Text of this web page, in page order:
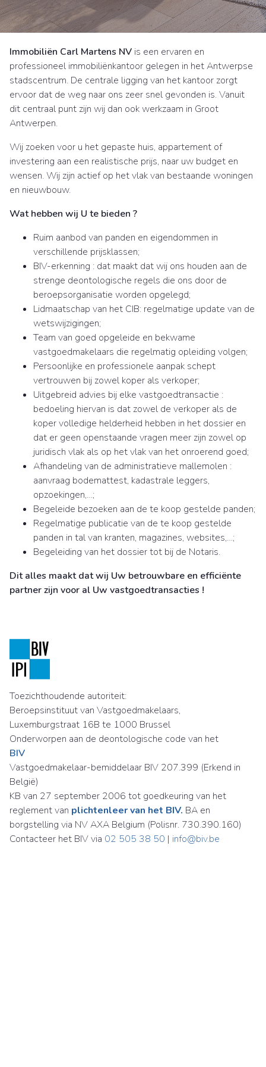
Immobiliën Carl Martens NV is een ervaren en
professioneel immobiliënkantoor gelegen in het Antwerpse
stadscentrum. De centrale ligging van het kantoor zorgt
ervoor dat de weg naar ons zeer snel gevonden is. Vanuit
dit centraal punt zijn wij dan ook werkzaam in Groot
Antwerpen.
Wij zoeken voor u het gepaste huis, appartement of
investering aan een realistische prijs, naar uw budget en
wensen. Wij zijn actief op het vlak van bestaande woningen
en nieuwbouw.
Wat hebben wij U te bieden ?
Ruim aanbod van panden en eigendommen in
verschillende prijsklassen;
BIV-erkenning : dat maakt dat wij ons houden aan de
strenge deontologische regels die ons door de
beroepsorganisatie worden opgelegd;
Lidmaatschap van het CIB: regelmatige update van de
wetswijzigingen;
Team van goed opgeleide en bekwame
vastgoedmakelaars die regelmatig opleiding volgen;
Persoonlijke en professionele aanpak schept
vertrouwen bij zowel koper als verkoper;
Uitgebreid advies bij elke vastgoedtransactie :
bedoeling hiervan is dat zowel de verkoper als de
koper volledige helderheid hebben in het dossier en
dat er geen openstaande vragen meer zijn zowel op
juridisch vlak als op het vlak van het onroerend goed;
Afhandeling van de administratieve mallemolen :
aanvraag bodemattest, kadastrale leggers,
opzoekingen,…;
Begeleide bezoeken aan de te koop gestelde panden;
Regelmatige publicatie van de te koop gestelde
panden in tal van kranten, magazines, websites,…;
Begeleiding van het dossier tot bij de Notaris.
Dit alles maakt dat wij Uw betrouwbare en efficiënte
partner zijn voor al Uw vastgoedtransacties !
Toezichthoudende autoriteit:
Beroepsinstituut van Vastgoedmakelaars,
Luxemburgstraat 16B te 1000 Brussel
Onderworpen aan de deontologische code van het
BIV
Vastgoedmakelaar-bemiddelaar BIV 207.399 (Erkend in
België)
KB van 27 september 2006 tot goedkeuring van het
reglement van plichtenleer van het BIV. BA en
borgstelling via NV AXA Belgium (Polisnr. 730.390.160)
Contacteer het BIV via 02 505 38 50 | info@biv.be